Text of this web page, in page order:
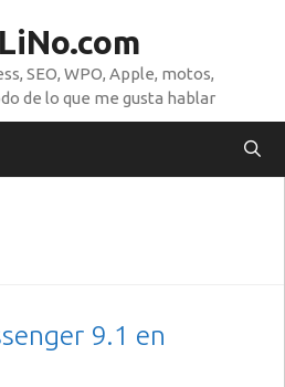
SEO, WPO, Apple, motos,
de lo que me gusta hablar
9.1 en